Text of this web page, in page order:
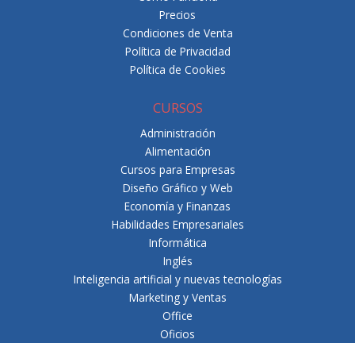
Precios
Condiciones de Venta
Política de Privacidad
Política de Cookies
CURSOS
Administración
Alimentación
Cursos para Empresas
Diseño Gráfico y Web
Economía y Finanzas
Habilidades Empresariales
Informática
Inglés
Inteligencia artificial y nuevas tecnologías
Marketing y Ventas
Office
Oficios